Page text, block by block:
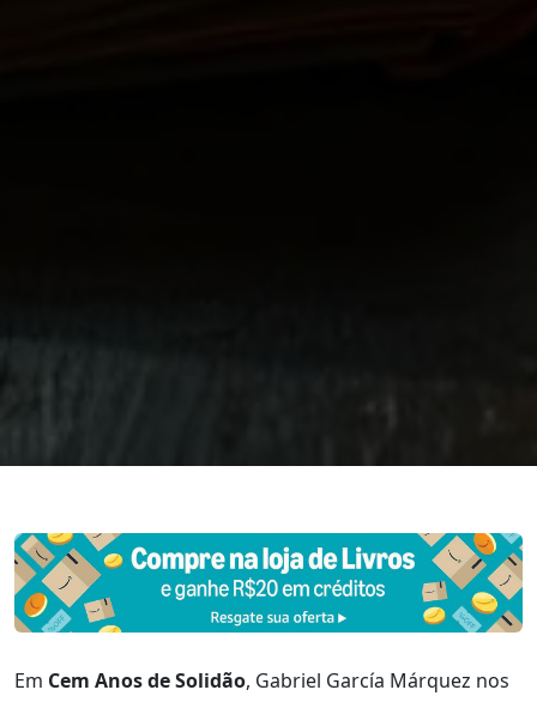
Em Cem Anos de Solidão, Gabriel García Márquez nos